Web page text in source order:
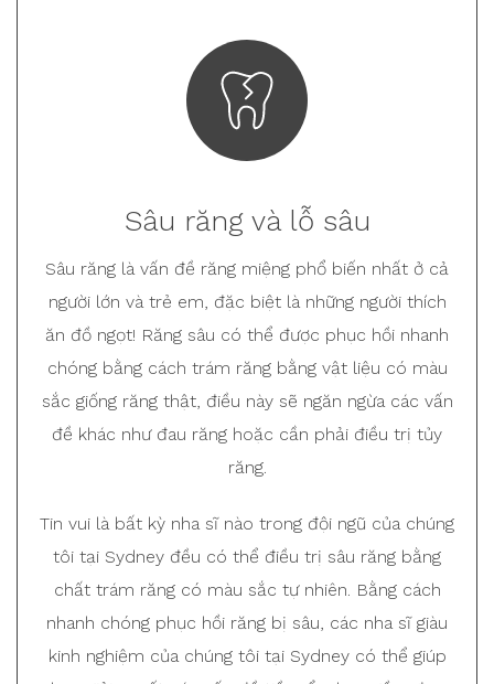
Sâu răng và lỗ sâu
Sâu răng là vấn đề răng miệng phổ biến nhất ở cả
người lớn và trẻ em, đặc biệt là những người thích
ăn đồ ngọt! Răng sâu có thể được phục hồi nhanh
chóng bằng cách trám răng bằng vật liệu có màu
sắc giống răng thật, điều này sẽ ngăn ngừa các vấn
đề khác như đau răng hoặc cần phải điều trị tủy
răng.
Tin vui là bất kỳ nha sĩ nào trong đội ngũ của chúng
tôi tại Sydney đều có thể điều trị sâu răng bằng
chất trám răng có màu sắc tự nhiên. Bằng cách
nhanh chóng phục hồi răng bị sâu, các nha sĩ giàu
kinh nghiệm của chúng tôi tại Sydney có thể giúp